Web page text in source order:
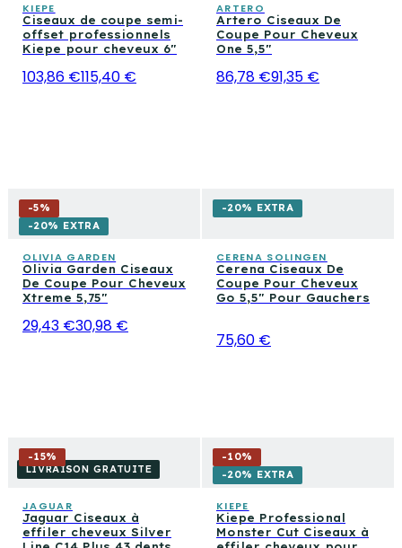
KIEPE
Ciseaux de coupe semi-
offset professionnels
Kiepe pour cheveux 6"
103,86 €115,40 €
ARTERO
Artero Ciseaux De
Coupe Pour Cheveux
One 5,5"
86,78 €91,35 €
-5%
-20% EXTRA
OLIVIA GARDEN
Olivia Garden Ciseaux
De Coupe Pour Cheveux
Xtreme 5,75"
29,43 €30,98 €
-20% EXTRA
CERENA SOLINGEN
Cerena Ciseaux De
Coupe Pour Cheveux
Go 5,5" Pour Gauchers
75,60 €
-15%
LIVRAISON GRATUITE
JAGUAR
Jaguar Ciseaux à
effiler cheveux Silver
-10%
-20% EXTRA
KIEPE
Kiepe Professional
Monster Cut Ciseaux à